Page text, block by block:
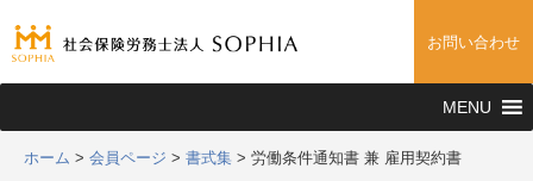
お問い合わせ
MENU
ホーム > 会員ページ > 書式集 > 労働条件通知書 兼 雇用契約書